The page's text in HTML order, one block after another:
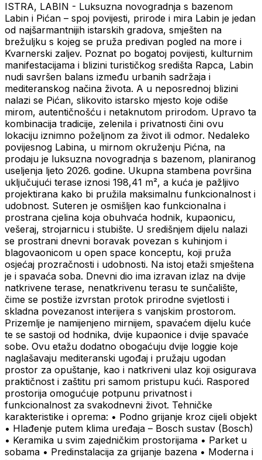
ISTRA, LABIN - Luksuzna novogradnja s bazenom
Labin i Pićan – spoj povijesti, prirode i mira Labin je jedan
od najšarmantnijih istarskih gradova, smješten na
brežuljku s kojeg se pruža predivan pogled na more i
Kvarnerski zaljev. Poznat po bogatoj povijesti, kulturnim
manifestacijama i blizini turističkog središta Rapca, Labin
nudi savršen balans između urbanih sadržaja i
mediteranskog načina života. A u neposrednoj blizini
nalazi se Pićan, slikovito istarsko mjesto koje odiše
mirom, autentičnošću i netaknutom prirodom. Upravo ta
kombinacija tradicije, zelenila i privatnosti čini ovu
lokaciju iznimno poželjnom za život ili odmor. Nedaleko
povijesnog Labina, u mirnom okruženju Pićna, na
prodaju je luksuzna novogradnja s bazenom, planiranog
useljenja ljeto 2026. godine. Ukupna stambena površina
uključujući terase iznosi 198,41 m², a kuća je pažljivo
projektirana kako bi pružila maksimalnu funkcionalnost i
udobnost. Suteren je osmišljen kao funkcionalna i
prostrana cjelina koja obuhvaća hodnik, kupaonicu,
vešeraj, strojarnicu i stubište. U središnjem dijelu nalazi
se prostrani dnevni boravak povezan s kuhinjom i
blagovaonicom u open space konceptu, koji pruža
osjećaj prozračnosti i udobnosti. Na istoj etaži smještena
je i spavaća soba. Dnevni dio ima izravan izlaz na dvije
natkrivene terase, nenatkrivenu terasu te sunčalište,
čime se postiže izvrstan protok prirodne svjetlosti i
skladna povezanost interijera s vanjskim prostorom.
Prizemlje je namijenjeno mirnijem, spavaćem dijelu kuće
te se sastoji od hodnika, dvije kupaonice i dvije spavaće
sobe. Ovu etažu dodatno obogaćuju dvije loggie koje
naglašavaju mediteranski ugođaj i pružaju ugodan
prostor za opuštanje, kao i natkriveni ulaz koji osigurava
praktičnost i zaštitu pri samom pristupu kući. Raspored
prostorija omogućuje potpunu privatnost i
funkcionalnost za svakodnevni život. Tehničke
karakteristike i oprema: • Podno grijanje kroz cijeli objekt
• Hlađenje putem klima uređaja – Bosch sustav (Bosch)
• Keramika u svim zajedničkim prostorijama • Parket u
sobama • Predinstalacija za grijanje bazena • Moderna i